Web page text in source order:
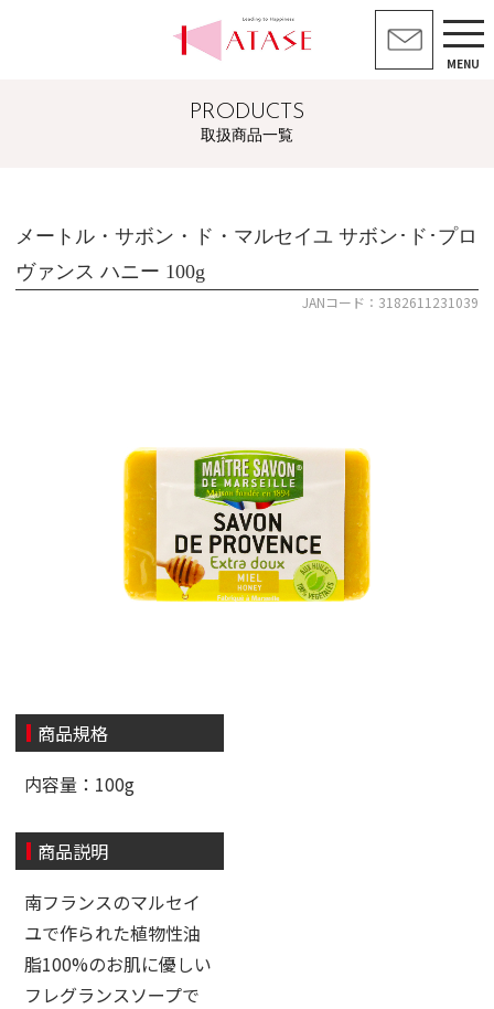
MENU
PRODUCTS
取扱商品一覧
メートル・サボン・ド・マルセイユ サボン･ド･プロ
ヴァンス ハニー 100g
JANコード：3182611231039
商品規格
内容量：100g
商品説明
南フランスのマルセイ
ユで作られた植物性油
脂100%のお肌に優しい
フレグランスソープで